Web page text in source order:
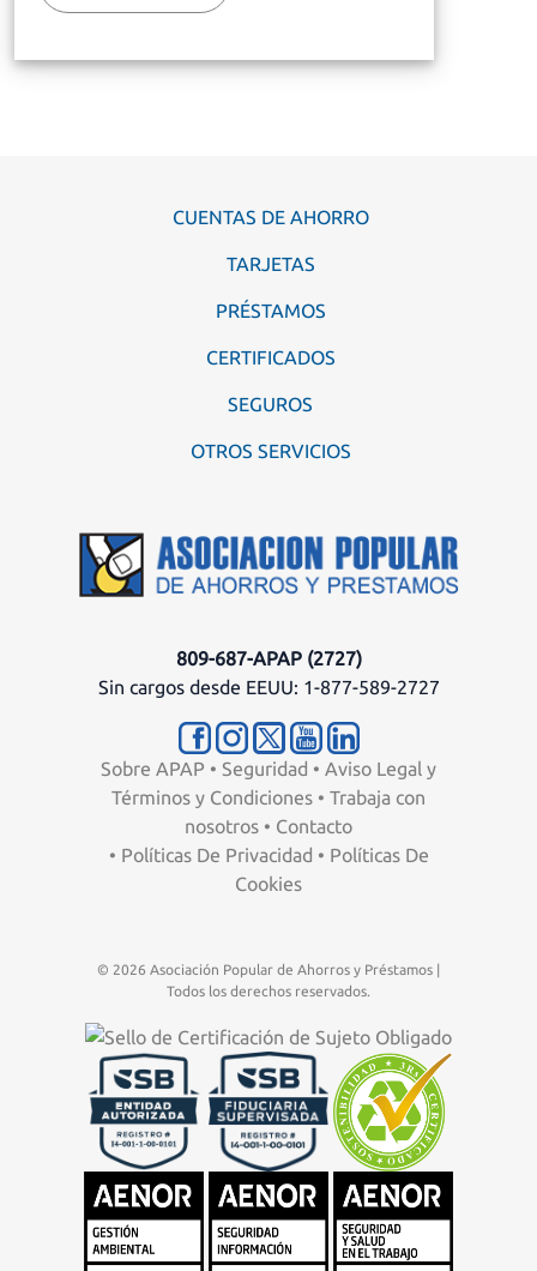
CUENTAS DE AHORRO
TARJETAS
PRÉSTAMOS
CERTIFICADOS
SEGUROS
OTROS SERVICIOS
809-687-APAP (2727)
Sin cargos desde EEUU: 1-877-589-2727
Sobre APAP • Seguridad • Aviso Legal y
Términos y Condiciones • Trabaja con
nosotros • Contacto
• Políticas De Privacidad • Políticas De
Cookies
© 2026 Asociación Popular de Ahorros y Préstamos |
Todos los derechos reservados.